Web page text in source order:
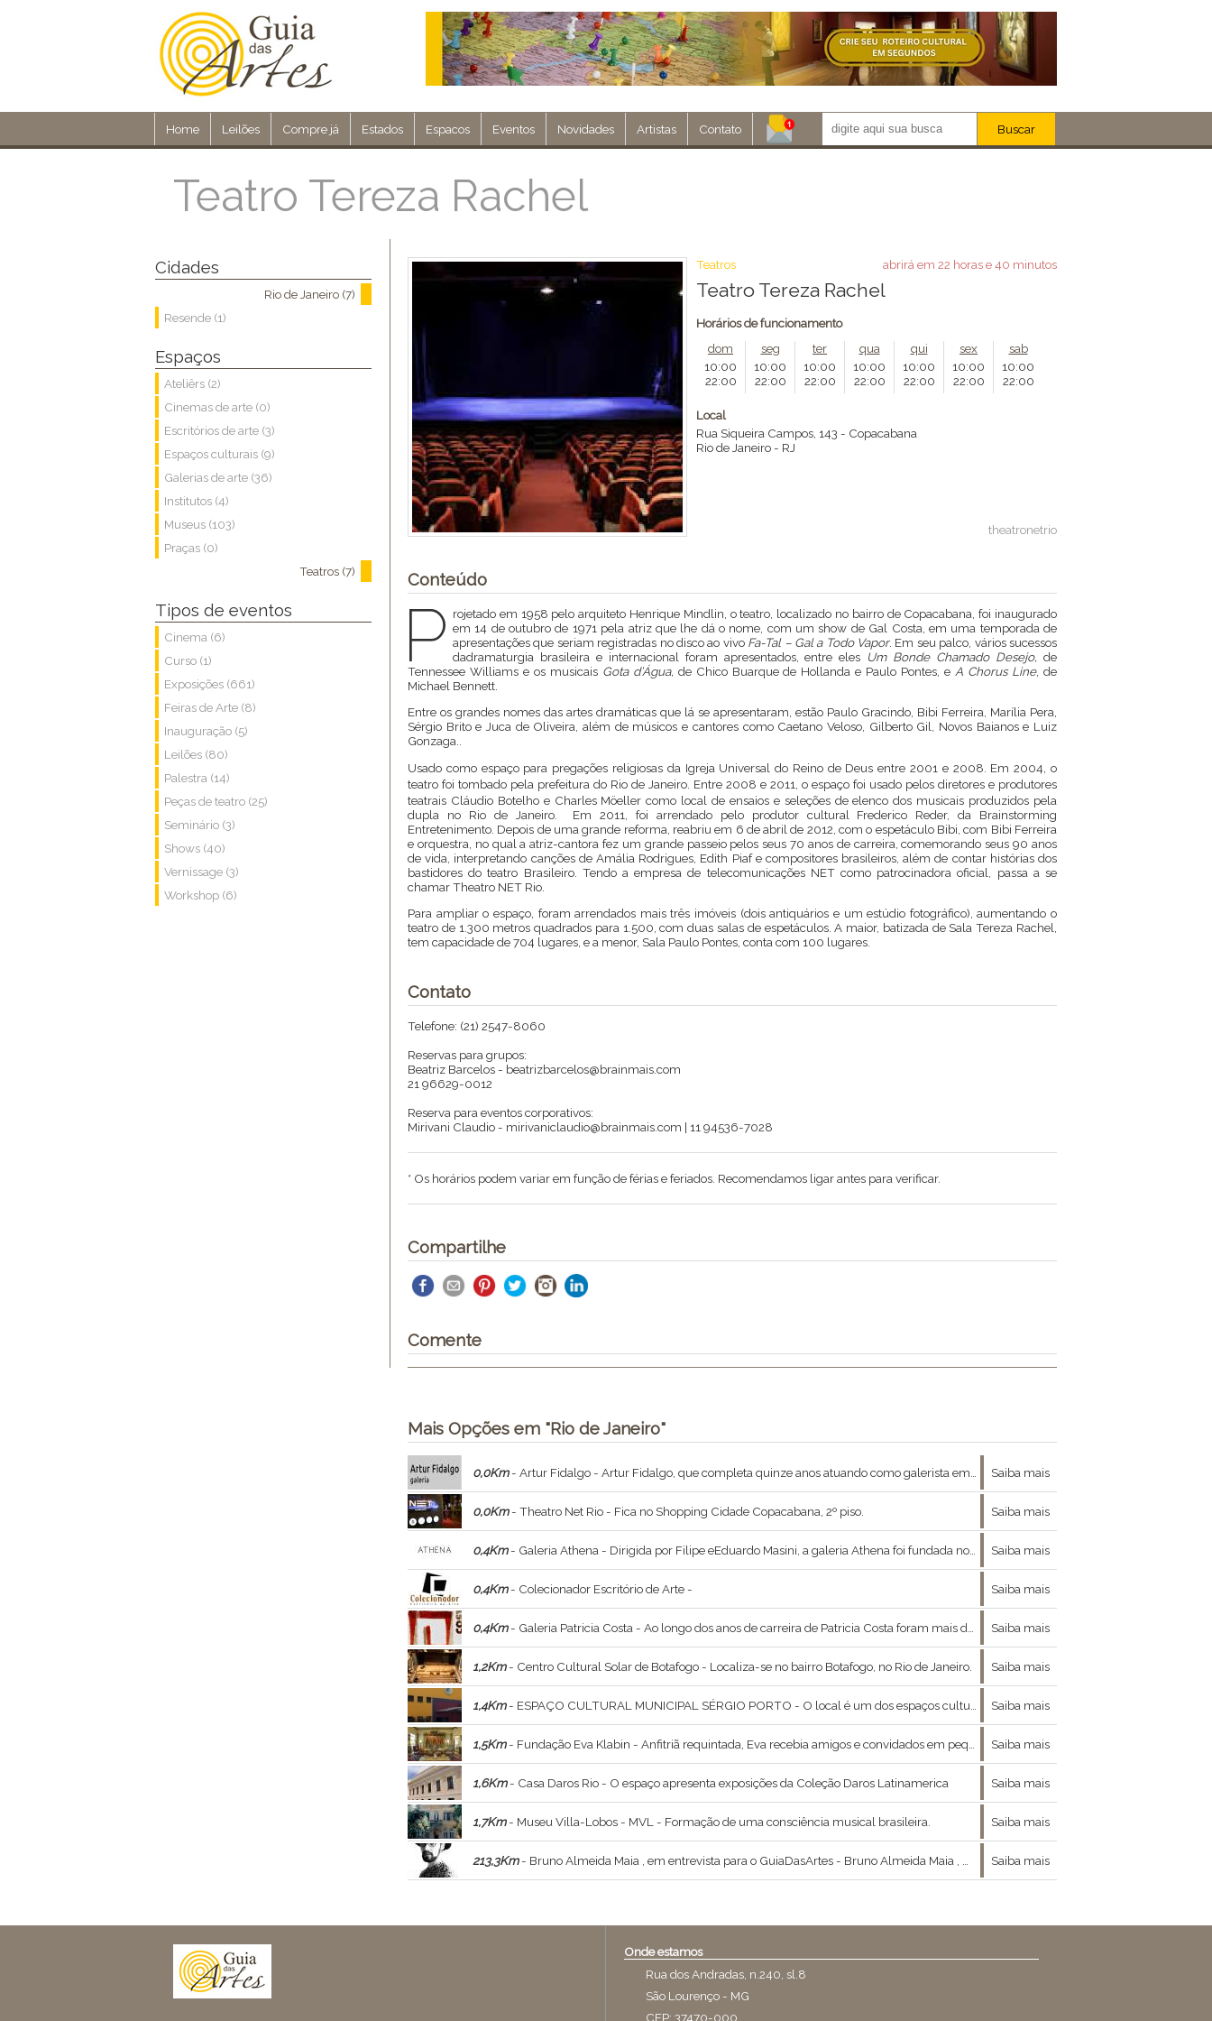
Home Leilões Compre já Estados Espacos Eventos Novidades Artistas Contato Buscar
Teatro Tereza Rachel
Cidades
Rio de Janeiro (7)
Resende (1)
Espaços
Ateliêrs (2)
Cinemas de arte (0)
Escritórios de arte (3)
Espaços culturais (9)
Galerias de arte (36)
Institutos (4)
Museus (103)
Praças (0)
Teatros (7)
Tipos de eventos
Cinema (6)
Curso (1)
Exposições (661)
Feiras de Arte (8)
Inauguração (5)
Leilões (80)
Palestra (14)
Peças de teatro (25)
Seminário (3)
Shows (40)
Vernissage (3)
Workshop (6)
abrirá em 22 horas e 40 minutos
Teatros
Teatro Tereza Rachel
Horários de funcionamento
dom
10:00
22:00
seg
10:00
22:00
ter
10:00
22:00
qua
10:00
22:00
qui
10:00
22:00
sex
10:00
22:00
sab
10:00
22:00
Local
Rua Siqueira Campos, 143 - Copacabana
Rio de Janeiro - RJ
theatronetrio
Conteúdo
P rojetado em 1958 pelo arquiteto Henrique Mindlin, o teatro, localizado no bairro de Copacabana, foi inaugurado
em 14 de outubro de 1971 pela atriz que lhe dá o nome, com um show de Gal Costa, em uma temporada de
apresentações que seriam registradas no disco ao vivo Fa-Tal – Gal a Todo Vapor. Em seu palco, vários sucessos
dadramaturgia brasileira e internacional foram apresentados, entre eles Um Bonde Chamado Desejo, de
Tennessee Williams e os musicais Gota d’Água, de Chico Buarque de Hollanda e Paulo Pontes, e A Chorus Line, de
Michael Bennett.
Entre os grandes nomes das artes dramáticas que lá se apresentaram, estão Paulo Gracindo, Bibi Ferreira, Marília Pera,
Sérgio Brito e Juca de Oliveira, além de músicos e cantores como Caetano Veloso, Gilberto Gil, Novos Baianos e Luiz
Gonzaga..
Usado como espaço para pregações religiosas da Igreja Universal do Reino de Deus entre 2001 e 2008. Em 2004, o
teatro foi tombado pela prefeitura do Rio de Janeiro. Entre 2008 e 2011, o espaço foi usado pelos diretores e produtores
teatrais Cláudio Botelho e Charles Möeller como local de ensaios e seleções de elenco dos musicais produzidos pela
dupla no Rio de Janeiro. Em 2011, foi arrendado pelo produtor cultural Frederico Reder, da Brainstorming
Entretenimento. Depois de uma grande reforma, reabriu em 6 de abril de 2012, com o espetáculo Bibi, com Bibi Ferreira
e orquestra, no qual a atriz-cantora fez um grande passeio pelos seus 70 anos de carreira, comemorando seus 90 anos
de vida, interpretando canções de Amália Rodrigues, Edith Piaf e compositores brasileiros, além de contar histórias dos
bastidores do teatro Brasileiro. Tendo a empresa de telecomunicações NET como patrocinadora oficial, passa a se
chamar Theatro NET Rio.
Para ampliar o espaço, foram arrendados mais três imóveis (dois antiquários e um estúdio fotográfico), aumentando o
teatro de 1.300 metros quadrados para 1.500, com duas salas de espetáculos. A maior, batizada de Sala Tereza Rachel,
tem capacidade de 704 lugares, e a menor, Sala Paulo Pontes, conta com 100 lugares.
Contato
Telefone: (21) 2547-8060
Reservas para grupos:
Beatriz Barcelos - beatrizbarcelos@brainmais.com
21 96629-0012
Reserva para eventos corporativos:
Mirivani Claudio - mirivaniclaudio@brainmais.com | 11 94536-7028
* Os horários podem variar em função de férias e feriados. Recomendamos ligar antes para verificar.
Compartilhe
Comente
Mais Opções em "Rio de Janeiro"
0,0Km- Artur Fidalgo - Artur Fidalgo, que completa quinze anos atuando como galerista em 2015, alia dois termos aparentemente contraditórios: continuidade e mudança. Esse biorritmo, feito de opostos, revela no tempo a cristalização de um caminho: o da renovação.É com este pen Saiba mais
0,0Km- Theatro Net Rio - Fica no Shopping Cidade Copacabana, 2º piso. Saiba mais
0,4Km- Galeria Athena - Dirigida por Filipe eEduardo Masini, a galeria Athena foi fundada no Rio de Janeiro, em 2011, com o objetivo de apresentar artistas brasileiros e internacionais em um contexto contemporâneo que aborde as preocupações e tendências da cena brasileira. Saiba mais
0,4Km- Colecionador Escritório de Arte - Saiba mais
0,4Km- Galeria Patricia Costa - Ao longo dos anos de carreira de Patricia Costa foram mais de 100 exposições em diversos estados, além de ter trabalhado com mais de 50 artistas, incluindo-se nesse rol os artistas mais famosos da nossa atualidade. Saiba mais
1,2Km- Centro Cultural Solar de Botafogo - Localiza-se no bairro Botafogo, no Rio de Janeiro. Saiba mais
1,4Km- ESPAÇO CULTURAL MUNICIPAL SÉRGIO PORTO - O local é um dos espaços culturais mais interessantes do Rio. Integra a Rede Municipal de Teatros da Secretaria Municipal de Cultura. Tem uma programação variada, com exposições de arte, palestras, debates, workshops, espetáculos de teatro, recitais de po Saiba mais
1,5Km- Fundação Eva Klabin - Anfitriã requintada, Eva recebia amigos e convidados em pequenos grupos para compartilhar seu acervo. Saiba mais
1,6Km- Casa Daros Rio - O espaço apresenta exposições da Coleção Daros Latinamerica Saiba mais
1,7Km- Museu Villa-Lobos - MVL - Formação de uma consciência musical brasileira. Saiba mais
213,3Km- Bruno Almeida Maia , em entrevista para o GuiaDasArtes - Bruno Almeida Maia , ministrante do curso Constelações Visionárias , a relação entre moda , arte e filosofia nos concedeu a ótima entrevista que se segue : Saiba mais
Onde estamos
Rua dos Andradas, n.240, sl.8
São Lourenço - MG
CEP: 37470-000